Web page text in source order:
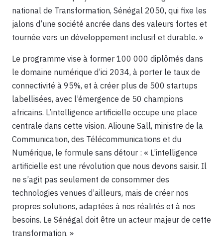
national de Transformation, Sénégal 2050, qui fixe les
jalons d’une société ancrée dans des valeurs fortes et
tournée vers un développement inclusif et durable. »
Le programme vise à former 100 000 diplômés dans
le domaine numérique d’ici 2034, à porter le taux de
connectivité à 95%, et à créer plus de 500 startups
labellisées, avec l’émergence de 50 champions
africains. L’intelligence artificielle occupe une place
centrale dans cette vision. Alioune Sall, ministre de la
Communication, des Télécommunications et du
Numérique, le formule sans détour : « L’intelligence
artificielle est une révolution que nous devons saisir. Il
ne s’agit pas seulement de consommer des
technologies venues d’ailleurs, mais de créer nos
propres solutions, adaptées à nos réalités et à nos
besoins. Le Sénégal doit être un acteur majeur de cette
transformation. »